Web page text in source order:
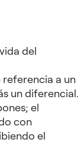
del
referencia a un
un diferencial.
el
con
el